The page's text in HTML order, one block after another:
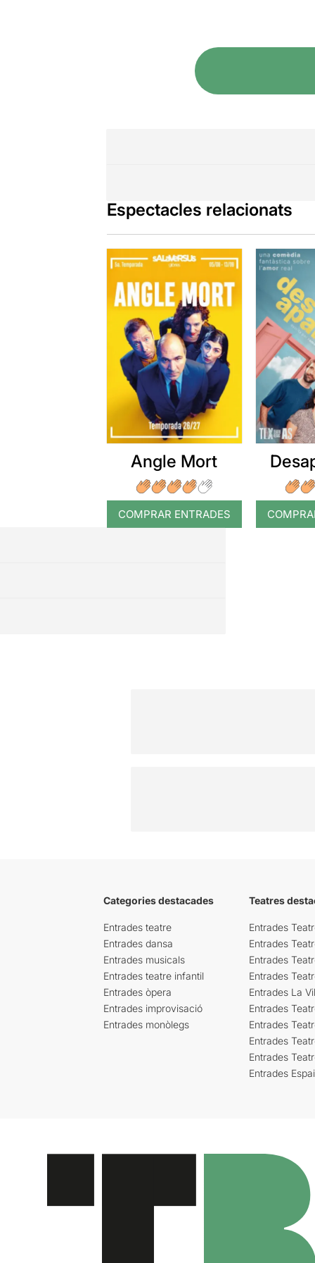
Espectacles relacionats
Angle Mort
COMPRAR ENTRADES
Categories destacades
Entrades teatre
Entrades dansa
Entrades musicals
Entrades teatre infantil
Entrades òpera
Entrades improvisació
Entrades monòlegs
Teatres
Entrades
Entrades
Entrades
Entrades
Entrades La
Entrades
Entrades
Entrades
Entrades
Entrades